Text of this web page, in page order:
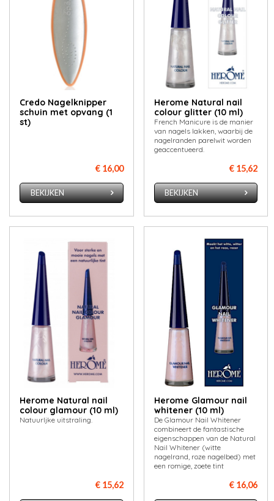
Credo Nagelknipper
schuin met opvang (1
st)
€ 16,00
BEKIJKEN
Herome Natural nail
colour glitter (10 ml)
French Manicure is de manier
van nagels lakken, waarbij de
nagelranden parelwit worden
geaccentueerd.
€ 15,62
BEKIJKEN
Herome Natural nail
colour glamour (10 ml)
Natuurljke uitstraling.
€ 15,62
Herome Glamour nail
whitener (10 ml)
De Glamour Nail Whitener
combineert de fantastische
eigenschappen van de Natural
Nail Whitener (witte
nagelrand, roze nagelbed) met
een romige, zoete tint
€ 16,06